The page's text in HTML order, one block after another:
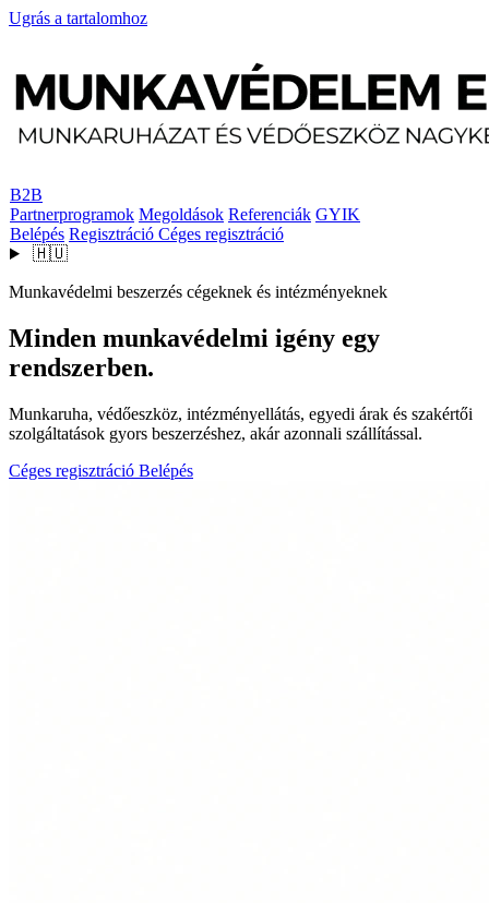
Ugrás a tartalomhoz
B2B
Partnerprogramok Megoldások Referenciák GYIK
Belépés Regisztráció Céges regisztráció
🇭🇺
Munkavédelmi beszerzés cégeknek és intézményeknek
Minden munkavédelmi igény egy
rendszerben.
Munkaruha, védőeszköz, intézményellátás, egyedi árak és szakértői
szolgáltatások gyors beszerzéshez, akár azonnali szállítással.
Céges regisztráció Belépés